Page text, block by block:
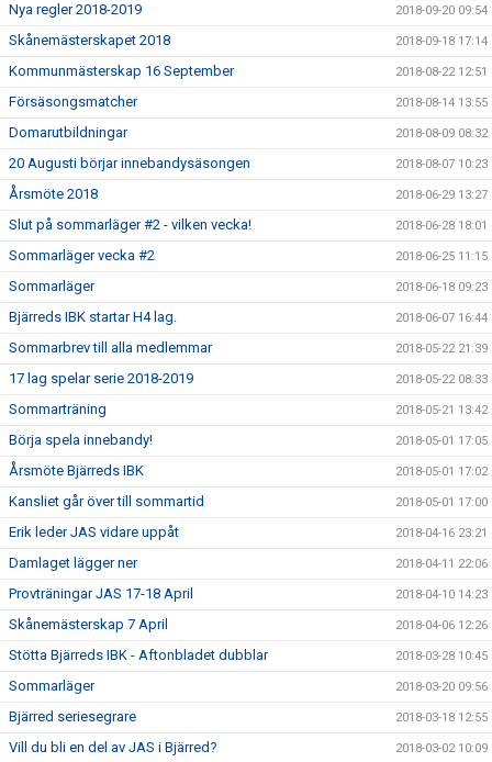
Nya regler 2018-2019 2018-09-20 09:54
Skånemästerskapet 2018 2018-09-18 17:14
Kommunmästerskap 16 September 2018-08-22 12:51
Försäsongsmatcher 2018-08-14 13:55
Domarutbildningar 2018-08-09 08:32
20 Augusti börjar innebandysäsongen 2018-08-07 10:23
Årsmöte 2018 2018-06-29 13:27
Slut på sommarläger #2 - vilken vecka! 2018-06-28 18:01
Sommarläger vecka #2 2018-06-25 11:15
Sommarläger 2018-06-18 09:23
Bjärreds IBK startar H4 lag. 2018-06-07 16:44
Sommarbrev till alla medlemmar 2018-05-22 21:39
17 lag spelar serie 2018-2019 2018-05-22 08:33
Sommarträning 2018-05-21 13:42
Börja spela innebandy! 2018-05-01 17:05
Årsmöte Bjärreds IBK 2018-05-01 17:02
Kansliet går över till sommartid 2018-05-01 17:00
Erik leder JAS vidare uppåt 2018-04-16 23:21
Damlaget lägger ner 2018-04-11 22:06
Provträningar JAS 17-18 April 2018-04-10 14:23
Skånemästerskap 7 April 2018-04-06 12:26
Stötta Bjärreds IBK - Aftonbladet dubblar 2018-03-28 10:45
Sommarläger 2018-03-20 09:56
Bjärred seriesegrare 2018-03-18 12:55
Vill du bli en del av JAS i Bjärred? 2018-03-02 10:09